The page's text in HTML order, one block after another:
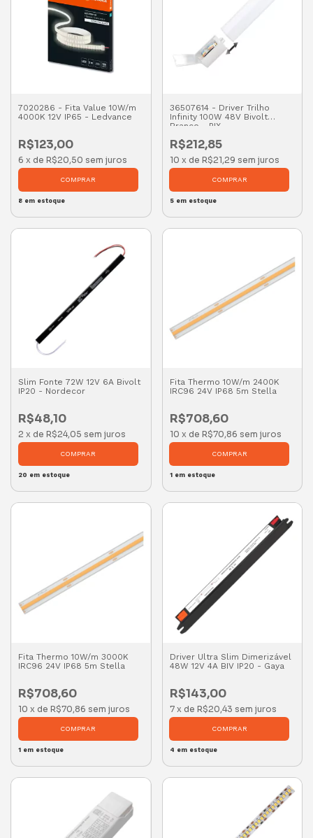
7020286 - Fita Value 10W/m
4000K 12V IP65 - Ledvance
R$123,00
6 x de R$20,50 sem juros
8 em estoque
36507614 - Driver Trilho
Infinity 100W 48V Bivolt
Branco - PIX
R$212,85
10 x de R$21,29 sem juros
5em estoque
Slim Fonte 72W 12V 6A Bivolt
IP20 - Nordecor
R$48,10
2 x de R$24,05 sem juros
20 em estoque
Fita Thermo 10W/m 2400K
IRC96 24V IP68 5m Stella
R$708,60
10 x de R$70,86 sem juros
1em estoque
Fita Thermo 10W/m 3000K
IRC96 24V IP68 5m Stella
R$708,60
10 x de R$70,86 sem juros
1 em estoque
Driver Ultra Slim Dimerizável
48W 12V 4A BIV IP20 - Gaya
R$143,00
7 x de R$20,43 sem juros
4 em estoque